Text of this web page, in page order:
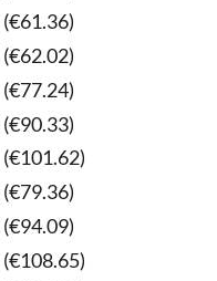
(€61.36)
(€62.02)
(€77.24)
(€90.33)
(€101.62)
(€79.36)
(€94.09)
(€108.65)